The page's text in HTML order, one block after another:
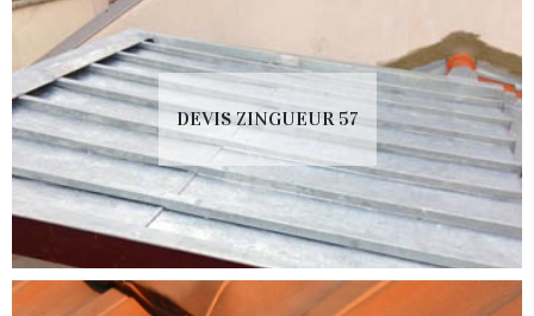
DEVIS ZINGUEUR 57